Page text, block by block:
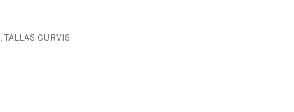
,TALLAS CURVIS